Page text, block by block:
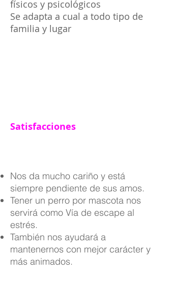
físicos y psicológicos
Se adapta a cual a todo tipo de
familia y lugar
Satisfacciones
Nos da mucho cariño y está
siempre pendiente de sus amos.
Tener un perro por mascota nos
servirá como Vía de escape al
estrés.
También nos ayudará a
mantenernos con mejor carácter y
más animados.